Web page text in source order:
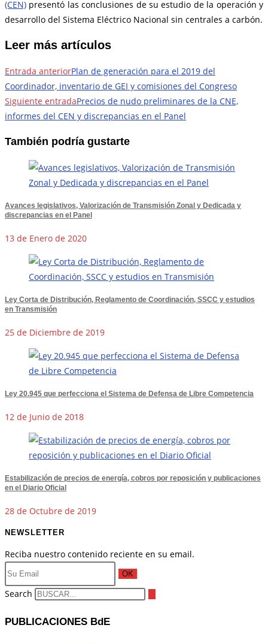
(CEN) presentó las conclusiones de su estudio de la operación y
desarrollo del Sistema Eléctrico Nacional sin centrales a carbón.
Leer más artículos
Entrada anteriorPlan de generación para el 2019 del
Coordinador, inventario de GEI y comisiones del Congreso
Siguiente entradaPrecios de nudo preliminares de la CNE,
informes del CEN y discrepancias en el Panel
También podría gustarte
Avances legislativos, Valorización de Transmisión Zonal y Dedicada y
discrepancias en el Panel
13 de Enero de 2020
Ley Corta de Distribución, Reglamento de Coordinación, SSCC y estudios
en Transmisión
25 de Diciembre de 2019
Ley 20.945 que perfecciona el Sistema de Defensa de Libre Competencia
12 de Junio de 2018
Estabilización de precios de energía, cobros por reposición y publicaciones
en el Diario Oficial
28 de Octubre de 2019
NEWSLETTER
Reciba nuestro contenido reciente en su email.
OK
Search
PUBLICACIONES BdE